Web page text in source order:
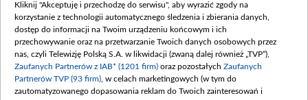
(wpłata wrzesień 100 mln, październik 350
mln, listopad 265 mln)
Dofinansowanie 48 862 000,00 PLN
Data podpisania umowy: GRUDZIEŃ 2025
(wpłata grudzień 60,548 mln)
Dofinansowanie 900 000 000,00 PLN
Kliknij "Akceptuję i przechodzę do serwisu", aby wyrazić zgody na
korzystanie z technologii automatycznego śledzenia i zbierania danych,
dostęp do informacji na Twoim urządzeniu końcowym i ich
przechowywanie oraz na przetwarzanie Twoich danych osobowych przez
nas, czyli Telewizję Polską S.A. w likwidacji (zwaną dalej również „TVP”),
Zaufanych Partnerów z IAB* (1201 firm) oraz pozostałych Zaufanych
Partnerów TVP (93 firm) , w celach marketingowych (w tym do
zautomatyzowanego dopasowania reklam do Twoich zainteresowań i